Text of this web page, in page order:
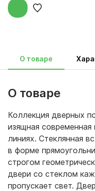
О товаре
О товаре
Коллекция дверных
изящная современная
линиях. Стеклянная
в форме
строгом
двери со стеклом
пропускает свет.